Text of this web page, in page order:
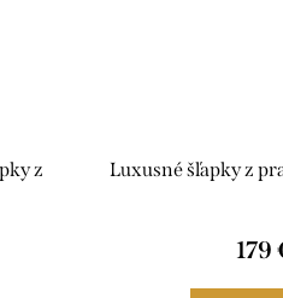
z
Luxusné šľapky z
179